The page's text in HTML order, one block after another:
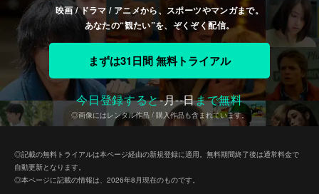
映画 / ドラマ / アニメから、スポーツやマンガまで。
あなたの“観たい”を、ぞくぞく配信。
まずは31日間 無料トライアル
今日登録すると-月--日まで無料
◎画像にはレンタル作品 / 購入作品も含まれています。
◎記載の無料トライアルは本ページ経由の新規登録に適用。無料期間終了後は通常料金で
自動更新となります。
◎本ページに記載の情報は、2026年8月現在のものです。